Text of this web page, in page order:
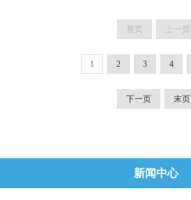
首页 上一页
1 2 3 4
下一页 末页
新闻中心